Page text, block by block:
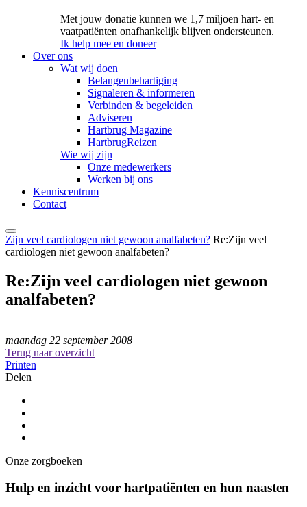
Met jouw donatie kunnen we 1,7 miljoen hart- en
vaatpatiënten onafhankelijk blijven ondersteunen.
Ik help mee en doneer
Over ons
Wat wij doen
Belangenbehartiging
Signaleren & informeren
Verbinden & begeleiden
Adviseren
Hartbrug Magazine
HartbrugReizen
Wie wij zijn
Onze medewerkers
Werken bij ons
Kenniscentrum
Contact
Zijn veel cardiologen niet gewoon analfabeten? Re:Zijn veel
cardiologen niet gewoon analfabeten?
Re:Zijn veel cardiologen niet gewoon
analfabeten?
maandag 22 september 2008
Terug naar overzicht
Printen
Delen
Onze zorgboeken
Hulp en inzicht voor hartpatiënten en hun naasten